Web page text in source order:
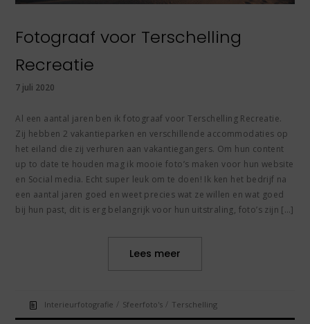
Fotograaf voor Terschelling
Recreatie
7 juli 2020
Al een aantal jaren ben ik fotograaf voor Terschelling Recreatie.
Zij hebben 2 vakantieparken en verschillende accommodaties op
het eiland die zij verhuren aan vakantiegangers. Om hun content
up to date te houden mag ik mooie foto’s maken voor hun website
en Social media. Echt super leuk om te doen! Ik ken het bedrijf na
een aantal jaren goed en weet precies wat ze willen en wat goed
bij hun past, dit is erg belangrijk voor hun uitstraling, foto’s zijn […]
Lees meer
Interieurfotografie / Sfeerfoto's / Terschelling